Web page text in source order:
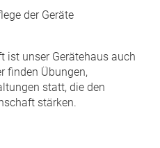
der Geräte
ist unser Gerätehaus auch
finden Übungen,
statt, die den
stärken.